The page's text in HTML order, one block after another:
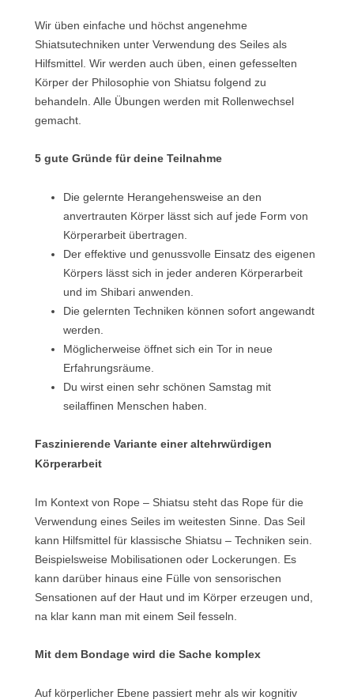
Wir üben einfache und höchst angenehme
Shiatsutechniken unter Verwendung des Seiles als
Hilfsmittel. Wir werden auch üben, einen gefesselten
Körper der Philosophie von Shiatsu folgend zu
behandeln. Alle Übungen werden mit Rollenwechsel
gemacht.
5 gute Gründe für deine Teilnahme
Die gelernte Herangehensweise an den
anvertrauten Körper lässt sich auf jede Form von
Körperarbeit übertragen.
Der effektive und genussvolle Einsatz des eigenen
Körpers lässt sich in jeder anderen Körperarbeit
und im Shibari anwenden.
Die gelernten Techniken können sofort angewandt
werden.
Möglicherweise öffnet sich ein Tor in neue
Erfahrungsräume.
Du wirst einen sehr schönen Samstag mit
seilaffinen Menschen haben.
Faszinierende Variante einer altehrwürdigen
Körperarbeit
Im Kontext von Rope – Shiatsu steht das Rope für die
Verwendung eines Seiles im weitesten Sinne. Das Seil
kann Hilfsmittel für klassische Shiatsu – Techniken sein.
Beispielsweise Mobilisationen oder Lockerungen. Es
kann darüber hinaus eine Fülle von sensorischen
Sensationen auf der Haut und im Körper erzeugen und,
na klar kann man mit einem Seil fesseln.
Mit dem Bondage wird die Sache komplex
Auf körperlicher Ebene passiert mehr als wir kognitiv